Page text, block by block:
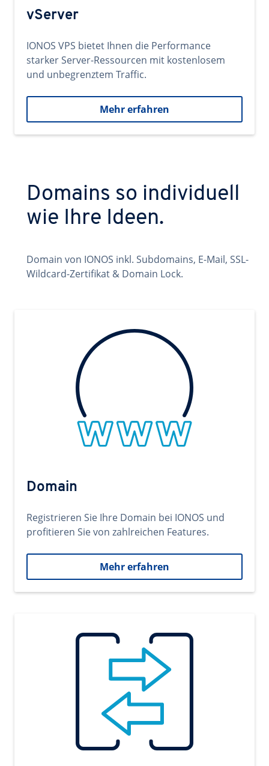
vServer
IONOS VPS bietet Ihnen die Performance
starker Server-Ressourcen mit kostenlosem
und unbegrenztem Traffic.
Mehr erfahren
Domains so individuell
wie Ihre Ideen.
Domain von IONOS inkl. Subdomains, E-Mail, SSL-
Wildcard-Zertifikat & Domain Lock.
Domain
Registrieren Sie Ihre Domain bei IONOS und
profitieren Sie von zahlreichen Features.
Mehr erfahren